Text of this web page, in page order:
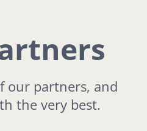
our partners, and
the very best.